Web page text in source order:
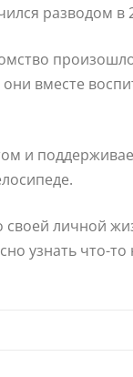
разводом в
вместе
и
своей личной
узнать что-